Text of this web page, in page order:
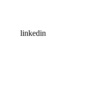
linkedin